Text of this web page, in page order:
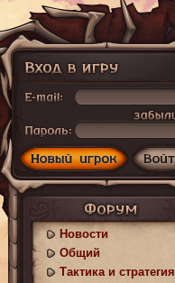
Новости
Общий
Тактика и стратегия